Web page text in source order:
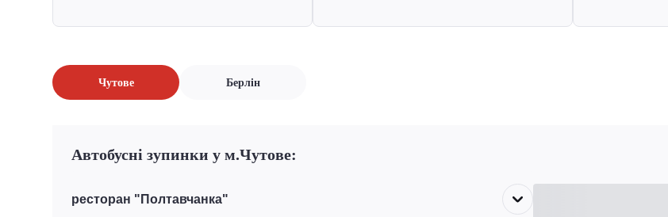
Чутове Берлін
Автобусні зупинки у м.Чутове:
ресторан "Полтавчанка"